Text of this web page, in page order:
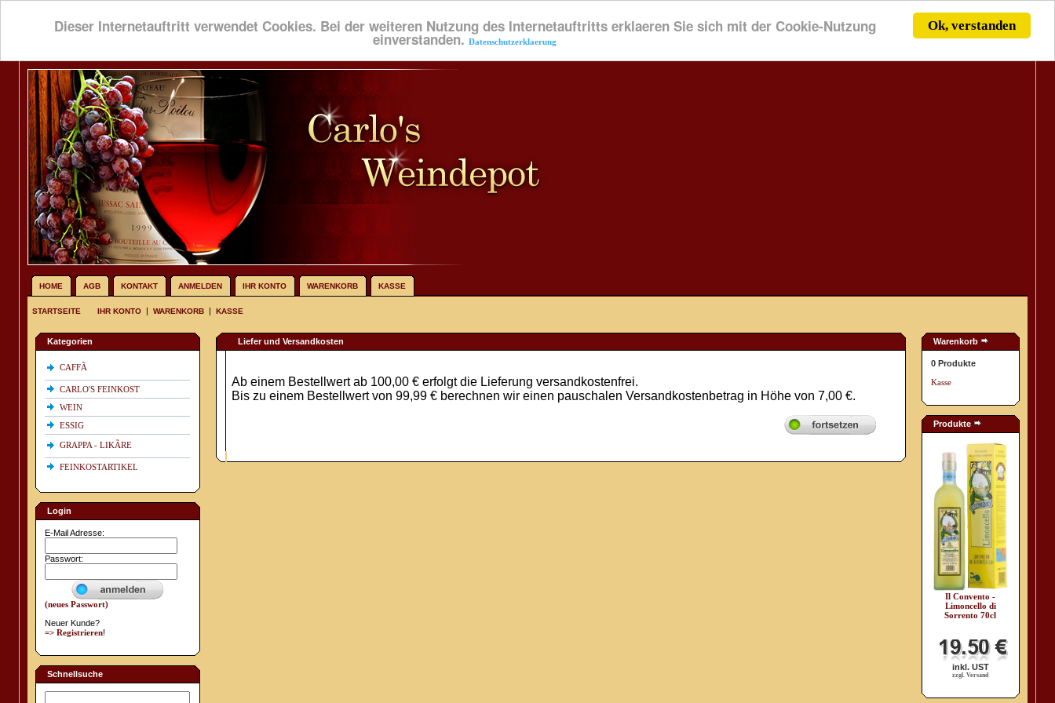
Ok, verstanden
Dieser Internetauftritt verwendet Cookies. Bei der weiteren Nutzung des Internetauftritts erklaeren Sie sich mit der Cookie-Nutzung
einverstanden. Datenschutzerklaerung
HOME AGB KONTAKT ANMELDEN IHR KONTO WARENKORB KASSE
STARTSEITE IHR KONTO | WARENKORB | KASSE
Kategorien
CAFFÃ
CARLO'S FEINKOST
WEIN
ESSIG
GRAPPA - LIKÃRE
FEINKOSTARTIKEL
Login
E-Mail Adresse:
Passwort:
(neues Passwort)
Neuer Kunde?
=> Registrieren!
Schnellsuche
Liefer und Versandkosten
Ab einem Bestellwert ab 100,00 € erfolgt die Lieferung versandkostenfrei.
Bis zu einem Bestellwert von 99,99 € berechnen wir einen pauschalen Versandkostenbetrag in Höhe von 7,00 €.
Warenkorb
0 Produkte
Kasse
Produkte
Il Convento -
Limoncello di
Sorrento 70cl
inkl. UST
zzgl. Versand